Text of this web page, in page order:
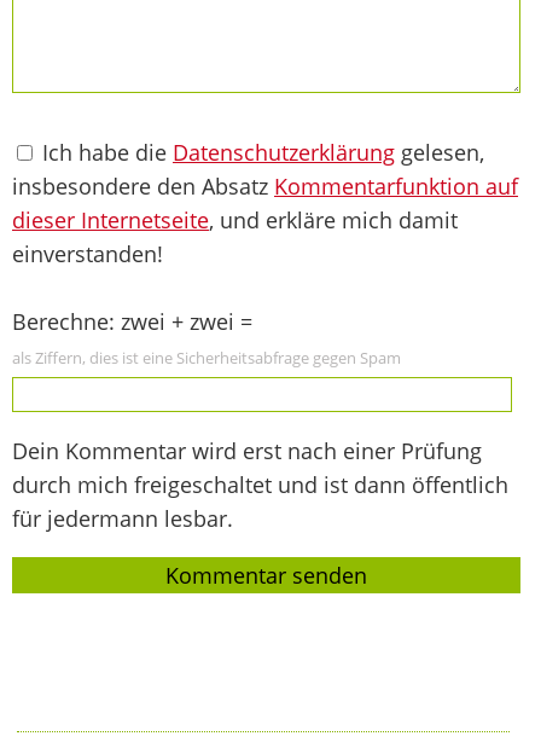
Ich habe die Datenschutzerklärung gelesen,
insbesondere den Absatz Kommentarfunktion auf
dieser Internetseite, und erkläre mich damit
einverstanden!
Berechne: zwei + zwei =
als Ziffern, dies ist eine Sicherheitsabfrage gegen Spam
Dein Kommentar wird erst nach einer Prüfung
durch mich freigeschaltet und ist dann öffentlich
für jedermann lesbar.